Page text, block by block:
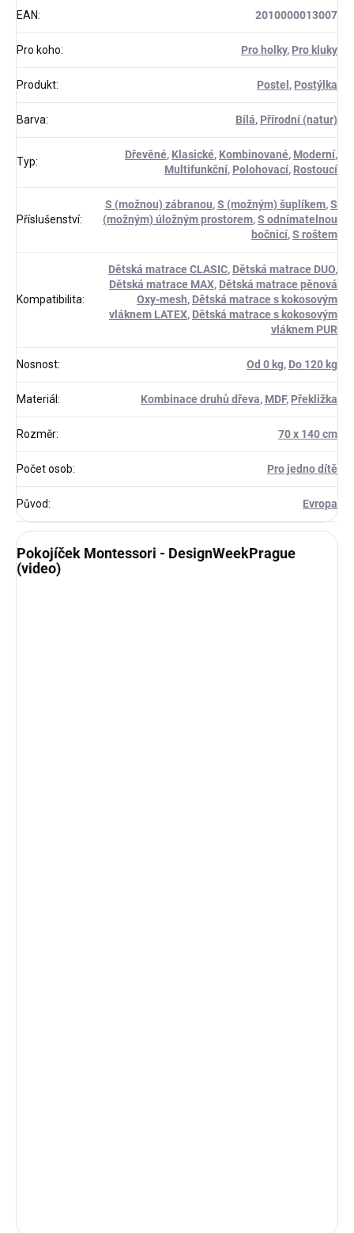
EAN: 2010000013007
Pro koho: Pro holky, Pro kluky
Produkt: Postel , Postýlka
Barva: Bílá, Přírodní (natur)
Typ:
Dřevěné, Klasické, Kombinované, Moderní,
Multifunkční, Polohovací, Rostoucí
Příslušenství:
S (možnou) zábranou,S (možným) šuplíkem,S
(možným) úložným prostorem,S odnímatelnou
bočnicí,S roštem
Kompatibilita:
Dětská matrace CLASIC, Dětská matrace DUO,
Dětská matrace MAX, Dětská matrace pěnová
Oxy-mesh, Dětská matrace s kokosovým
vláknem LATEX, Dětská matrace s kokosovým
vláknem PUR
Nosnost: Od 0 kg, Do 120 kg
Materiál: Kombinace druhů dřeva, MDF, Překližka
Rozměr: 70 x 140 cm
Počet osob: Pro jedno dítě
Původ: Evropa
Pokojíček Montessori - DesignWeekPrague
(video)